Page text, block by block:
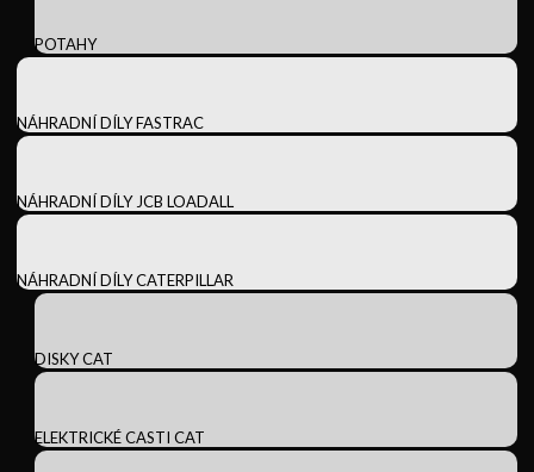
POTAHY
NÁHRADNÍ DÍLY FASTRAC
NÁHRADNÍ DÍLY JCB LOADALL
NÁHRADNÍ DÍLY CATERPILLAR
DISKY CAT
ELEKTRICKÉ CASTI CAT